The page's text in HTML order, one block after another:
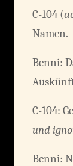
C-104 (
Namen.
Benni:
C-104:
und
Benni: